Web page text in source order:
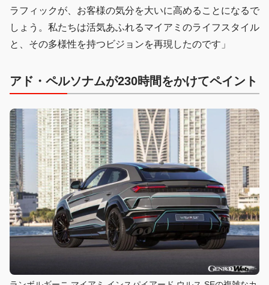
ラフィックが、お客様の気分を大いに高めることになるで
しょう。私たちは活気あふれるマイアミのライフスタイル
と、その多様性を持つビジョンを再現したのです」
アド・ペルソナムが230時間をかけてペイント